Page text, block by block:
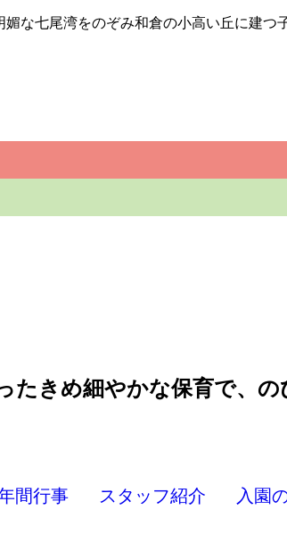
な七尾湾をのぞみ和倉の小高い丘に建つ
たきめ細やかな保育で、の
間行事 スタッフ紹介 入園